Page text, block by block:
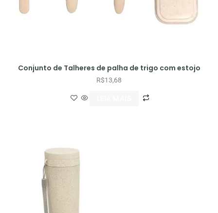
Conjunto de Talheres de palha de trigo com estojo
R$13,68